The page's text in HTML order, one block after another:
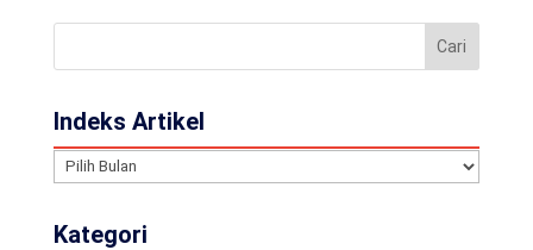
Indeks Artikel
Indeks
Kategori